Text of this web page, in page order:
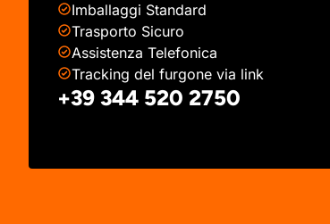
Imballaggi Standard
Trasporto Sicuro
Assistenza Telefonica
Tracking del furgone via link
+39 344 520 2750